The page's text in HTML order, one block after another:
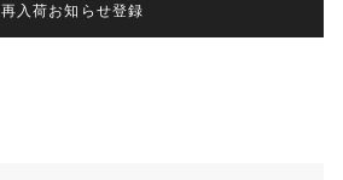
再入荷お知らせ登録